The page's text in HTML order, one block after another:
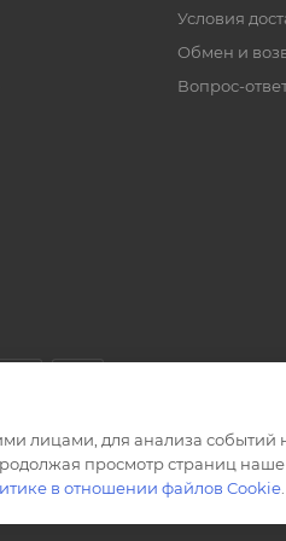
Условия
Обмен и
Вопрос-
лицами, для анализа событий
просмотр страниц
в отношении файлов Cookie